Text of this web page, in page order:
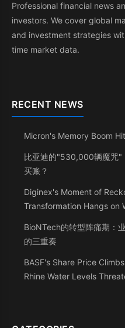
Professional financial news
investors. We cover global
and investment strategies
time market data.
RECENT NEWS
Micron's Memory Boom
比亚迪的"530,000辆魔咒"
买账？
Diginex's Moment of
Transformation Hangs on
BioNTech的转型阵痛期：
的三重奏
BASF's Share Price
Rhine Water Levels